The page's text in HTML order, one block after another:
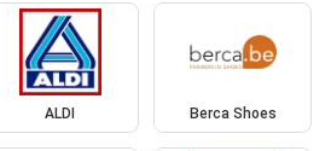
ALDI Berca Shoes